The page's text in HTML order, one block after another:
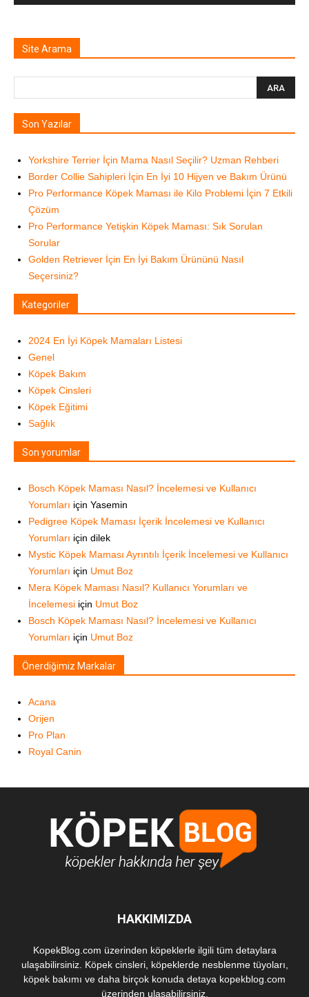
Site Arama
Son Yazılar
Yorkshire Terrier İçin Mama Nasıl Seçilir? Uzman Rehberi
Border Collie Sahipleri İçin En İyi 10 Hijyen ve Bakım Ürünü
Pro Performance Köpek Maması ile Kilo Problemi İçin 7 Etkili
Çözüm
Pro Performance Yetişkin Köpek Maması: Sık Sorulan
Sorular
Golden Retriever İçin En İyi Bakım Ürününü Nasıl
Seçersiniz?
Kategoriler
2024 En İyi Köpek Mamaları Listesi
Genel
Köpek Bakım
Köpek Cinsleri
Köpek Eğitimi
Sağlık
Son yorumlar
Bosch Köpek Maması Nasıl? İncelemesi ve Kullanıcı
Yorumları için Yasemin
Pedigree Köpek Maması İçerik İncelemesi ve Kullanıcı
Yorumları için dilek
Mystic Köpek Maması Ayrıntılı İçerik İncelemesi ve Kullanıcı
Yorumları için Umut Boz
Mera Köpek Maması Nasıl? Kullanıcı Yorumları ve
İncelemesi için Umut Boz
Bosch Köpek Maması Nasıl? İncelemesi ve Kullanıcı
Yorumları için Umut Boz
Önerdiğimiz Markalar
Acana
Orijen
Pro Plan
Royal Canin
HAKKIMIZDA
KopekBlog.com üzerinden köpeklerle ilgili tüm detaylara
ulaşabilirsiniz. Köpek cinsleri, köpeklerde nesblenme tüyoları,
köpek bakımı ve daha birçok konuda detaya kopekblog.com
üzerinden ulaşabilirsiniz.